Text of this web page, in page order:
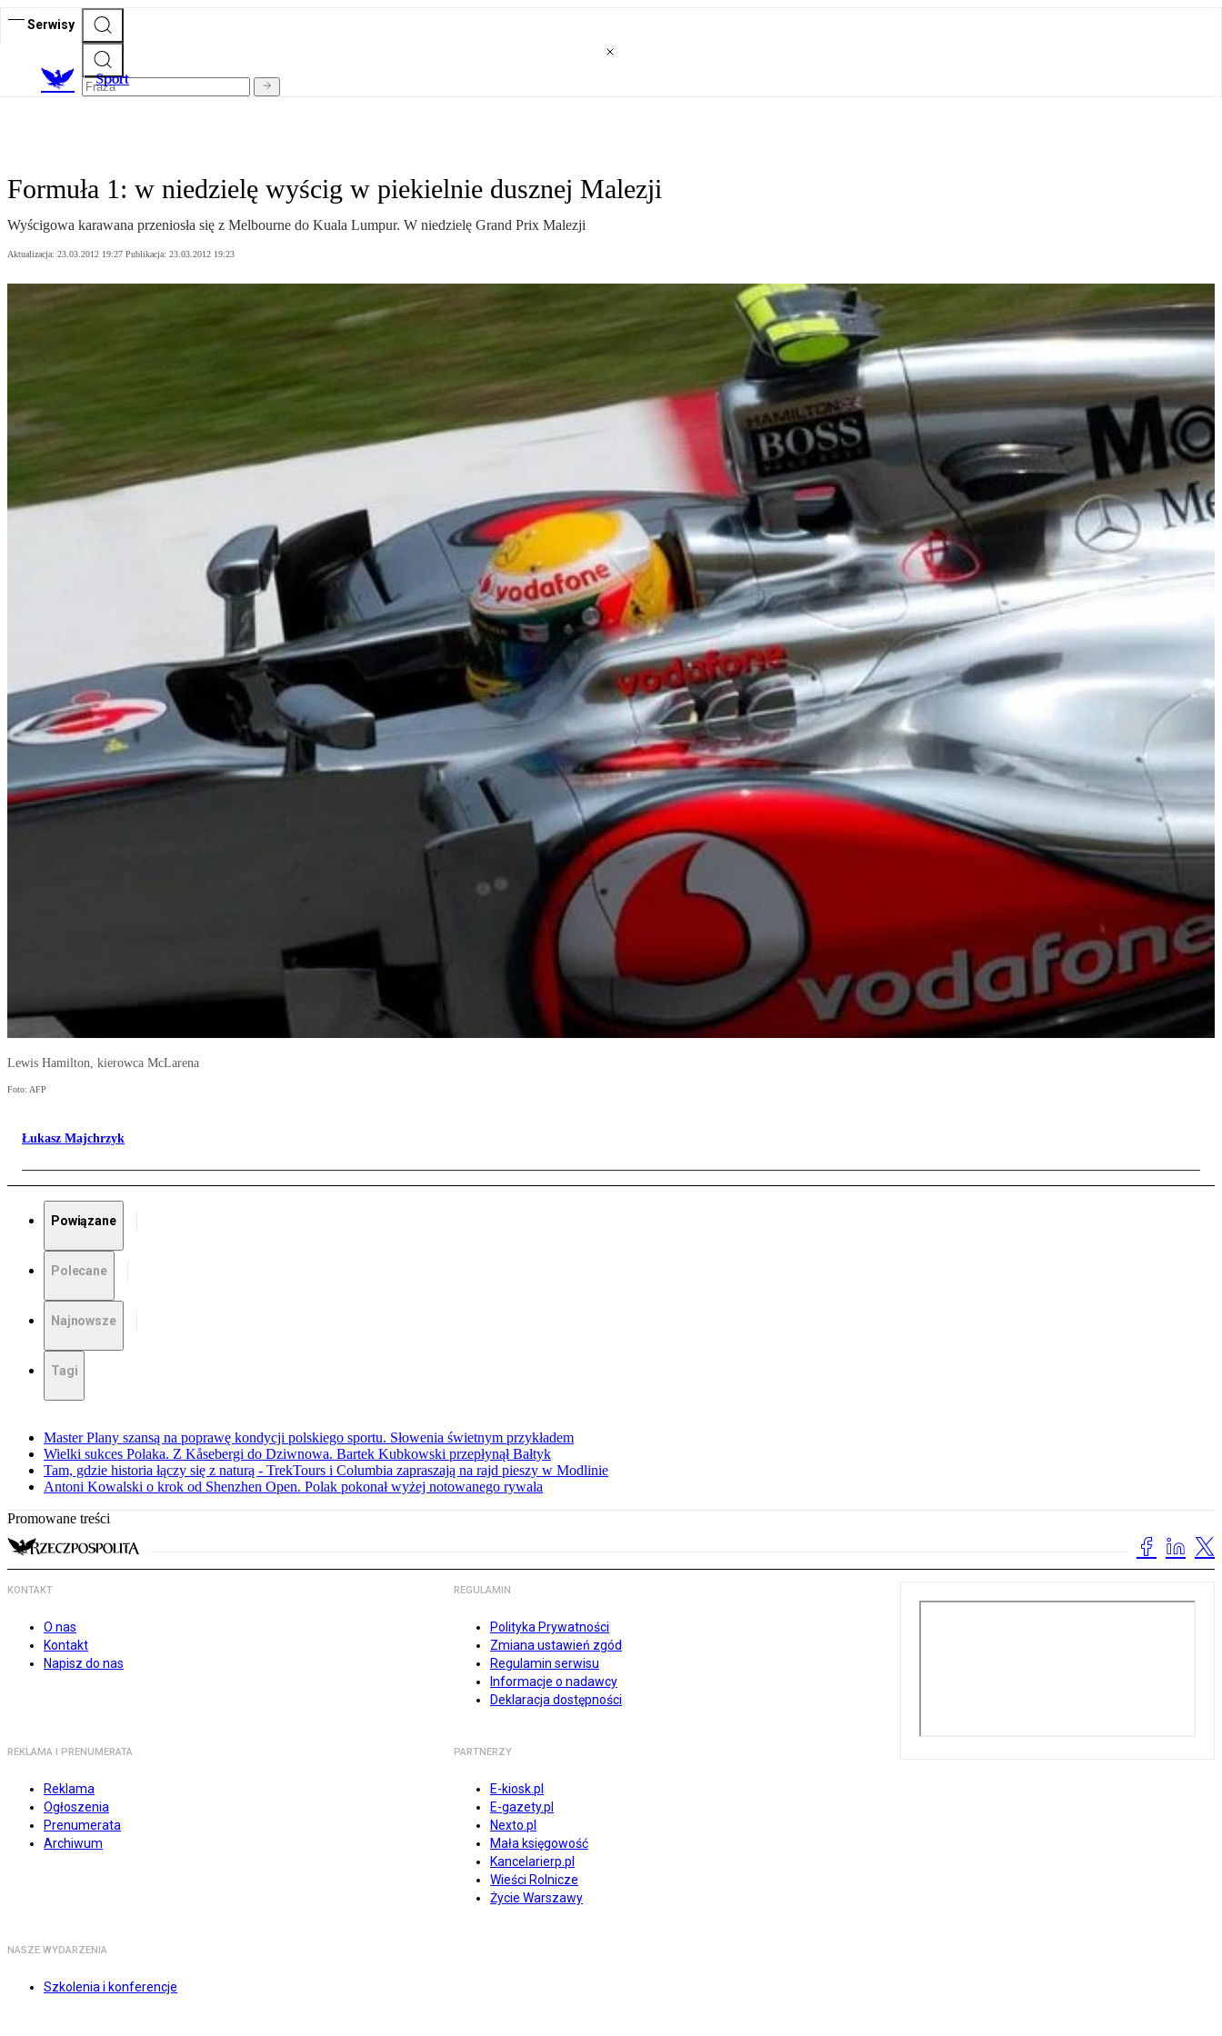
Serwisy
Sport
Formuła 1: w niedzielę wyścig w piekielnie dusznej Malezji
Wyścigowa karawana przeniosła się z Melbourne do Kuala Lumpur. W niedzielę Grand Prix Malezji
Aktualizacja: 23.03.2012 19:27 Publikacja: 23.03.2012 19:23
Lewis Hamilton, kierowca McLarena
Foto: AFP
Łukasz Majchrzyk
Powiązane
Polecane
Najnowsze
Tagi
Master Plany szansą na poprawę kondycji polskiego sportu. Słowenia świetnym przykładem
Wielki sukces Polaka. Z Kåsebergi do Dziwnowa. Bartek Kubkowski przepłynął Bałtyk
Tam, gdzie historia łączy się z naturą - TrekTours i Columbia zapraszają na rajd pieszy w Modlinie
Antoni Kowalski o krok od Shenzhen Open. Polak pokonał wyżej notowanego rywala
Promowane treści
KONTAKT
O nas
Kontakt
Napisz do nas
REGULAMIN
Polityka Prywatności
Zmiana ustawień zgód
Regulamin serwisu
Informacje o nadawcy
Deklaracja dostępności
REKLAMA I PRENUMERATA
Reklama
Ogłoszenia
Prenumerata
Archiwum
PARTNERZY
E-kiosk.pl
E-gazety.pl
Nexto.pl
Mała księgowość
Kancelarierp.pl
Wieści Rolnicze
Życie Warszawy
NASZE WYDARZENIA
Szkolenia i konferencje